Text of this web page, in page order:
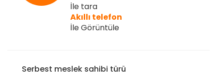
İle tara
Akıllı telefon
İle Görüntüle
Serbest meslek sahibi türü